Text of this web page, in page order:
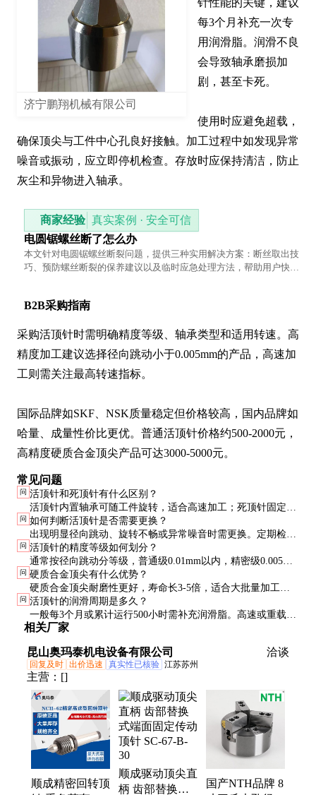
济宁鹏翔机械有限公司
针性能的关键，建议
每3个月补充一次专
用润滑脂。润滑不良
会导致轴承磨损加
剧，甚至卡死。
使用时应避免超载，
确保顶尖与工件中心孔良好接触。加工过程中如发现异常
噪音或振动，应立即停机检查。存放时应保持清洁，防止
灰尘和异物进入轴承。
商家经验 真实案例 · 安全可信
电圆锯螺丝断了怎么办
本文针对电圆锯螺丝断裂问题，提供三种实用解决方案：断丝取出技
巧、预防螺丝断裂的保养建议以及临时应急处理方法，帮助用户快速
B2B采购指南
采购活顶针时需明确精度等级、轴承类型和适用转速。高
精度加工建议选择径向跳动小于0.005mm的产品，高速加
工则需关注最高转速指标。
国际品牌如SKF、NSK质量稳定但价格较高，国内品牌如
哈量、成量性价比更优。普通活顶针价格约500-2000元，
高精度硬质合金顶尖产品可达3000-5000元。
常见问题
问 活顶针和死顶针有什么区别？
活顶针内置轴承可随工件旋转，适合高速加工；死顶针固定不
转，适合低速重载加工。活顶针精度更高但承载能力相对较
低。
问 如何判断活顶针是否需要更换？
出现明显径向跳动、旋转不畅或异常噪音时需更换。定期检查
顶尖磨损情况和轴承间隙很重要。
问 活顶针的精度等级如何划分？
通常按径向跳动分等级，普通级0.01mm以内，精密级0.005mm
以内，超高精度级可达0.002mm。
问 硬质合金顶尖有什么优势？
硬质合金顶尖耐磨性更好，寿命长3-5倍，适合大批量加工。
但价格较高，且脆性较大需避免冲击。
问 活顶针的润滑周期是多久？
一般每3个月或累计运行500小时需补充润滑脂。高速或重载工
况下应缩短润滑周期。
相关厂家
昆山奥玛泰机电设备有限公司 洽谈
回复及时 出价迅速 真实性已核验 江苏苏州
主营： []
顺成精密回转顶
顺成驱动顶尖直
柄 齿部替换式
国产NTH品牌 8